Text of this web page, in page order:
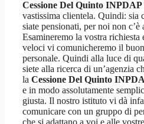
Cessione Del Quinto
vastissima clientela. Quindi: sia
siate pensionati, per noi non c’è
Esamineremo la vostra richiesta
veloci vi comunicheremo il
personale. Quindi alla luce di
siete alla ricerca di un’agenzia
la Cessione Del Quinto
e in modo assolutamente
giusta. Il nostro istituto vi dà
comunicare con un gruppo di
che si adattano a voi e alle